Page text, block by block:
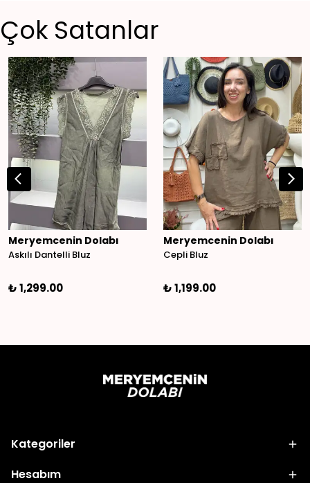
Çok Satanlar
Meryemcenin Dolabı
Askılı Dantelli Bluz
₺ 1,299.00
Meryemcenin Dolabı
Cepli Bluz
₺ 1,199.00
Kategoriler
Hesabım